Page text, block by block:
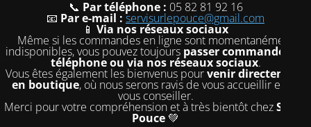
📞 Par téléphone : 05 82 81 92 16
📧 Par e-mail : servisurlepouce@gmail.com
📱 Via nos réseaux sociaux
Même si les commandes en ligne sont momentanément
indisponibles, vous pouvez toujours passer commande par
téléphone ou via nos réseaux sociaux.
Vous êtes également les bienvenus pourvenir directement
en boutique, où nous serons ravis de vous accueillir et de
vous conseiller.
Merci pour votre compréhension et à très bientôt chezSur le
Pouce 💚